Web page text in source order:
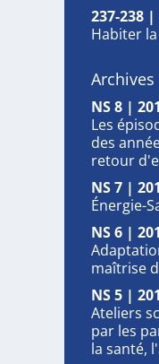
237-238 |
Habiter
Archives
NS 8 |
Les
des
retour
NS 7 |
Énergie-
NS 6 |
maîtrise
NS 5 |
Ateliers
par les
la santé,